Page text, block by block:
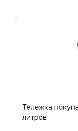
Тележка
литров